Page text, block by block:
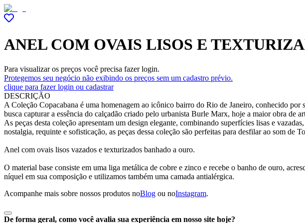
ANEL COM OVAIS LISOS E
Para visualizar os preços você precisa fazer login.
Protegemos seu negócio não exibindo os preços sem um cadastro prévio.
clique para fazer login ou cadastrar
DESCRIÇÃO
A Coleção Copacabana é uma homenagem ao icônico bairro do Rio de Janeiro, conhecido
busca capturar a essência do calçadão criado pelo urbanista Burle Marx, hoje a maior obra de
As peças desta coleção apresentam um design elegante, combinando superfícies lisas e
nostalgia, requinte e sofisticação, as peças dessa coleção são perfeitas para desfilar ao som de
Anel com ovais lisos vazados e texturizados banhado a ouro.
O material base consiste em uma liga metálica de cobre e zinco e recebe o banho de ouro,
níquel em sua composição e utilizamos também uma camada antialérgica.
Acompanhe mais sobre nossos produtos noBlog ou noInstagram.
De forma geral, como você avalia sua experiência em nosso site hoje?